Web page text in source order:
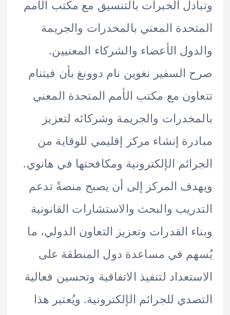
الخبرات بالتنسيق مع مكتب الأمم
المعني بالمخدرات والجريمة
الأعضاء والشركاء المعنيين.
نغوين نام دوونغ بأن فيتنام
مع مكتب الأمم المتحدة المعني
والجريمة وشركائه لتعزيز
إنشاء مركز إقليمي للوقاية من
الإلكترونية ومكافحتها في هانوي.
المركز إلى أن يصبح منصةً تدعم
والبحث والاستشارات القانونية
القدرات وتعزيز التعاون الدولي، ما
في مساعدة دول المنطقة على
لتنفيذ الاتفاقية وتحسين فعالية
للجرائم الإلكترونية. ويُعتبر هذا